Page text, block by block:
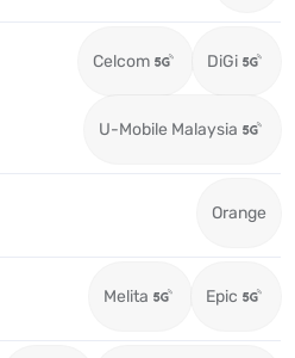
Celcom DiGi
U-Mobile Malaysia
Orange
Melita Epic